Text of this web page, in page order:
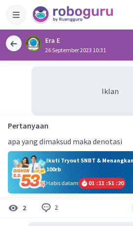
Era E
26 September 2023 10:31
Iklan
Pertanyaan
apa yang dimaksud maka denotasi
Ikuti Tryout SNBT &
100rb
Habis dalam
01 :11 :51 :20
2 2